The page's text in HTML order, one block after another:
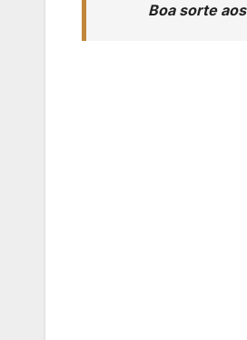
Boa sorte